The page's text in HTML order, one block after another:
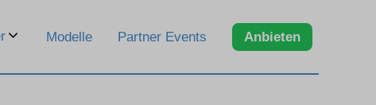
Modelle Partner Events Anbieten